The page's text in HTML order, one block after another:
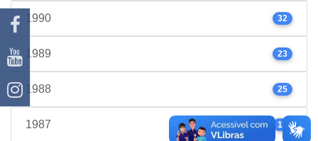
1990 32
1989 23
1988 25
1987 17